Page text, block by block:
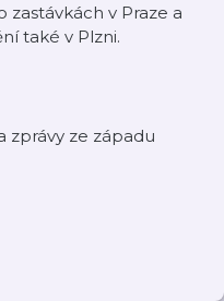
zastávkách v Praze a
také v Plzni.
zprávy ze západu